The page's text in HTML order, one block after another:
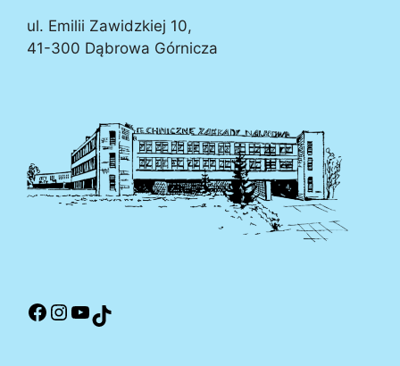
ul. Emilii Zawidzkiej 10,
41-300 Dąbrowa Górnicza